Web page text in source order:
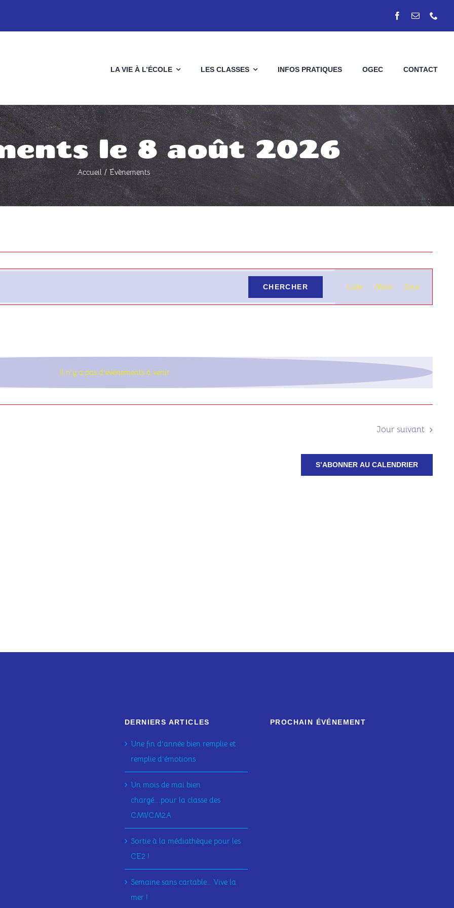
LA VIE À L’ÉCOLE LES CLASSES INFOS PRATIQUES OGEC CONTACT
le 8 août 2026
Accueil Évènements
Il n’y a pas d’évènements à venir.
CHERCHER
de
vues
Liste Mois Jour
Jour suivant
S’ABONNER AU CALENDRIER
DERNIERS ARTICLES
Une fin d’année bien remplie et
remplie d’émotions
Un mois de mai bien
chargé….pour la classe des
CM1/CM2A
Sortie à la médiathèque pour les
CE2 !
Semaine sans cartable… Vive la
mer !
PROCHAIN ÉVÉNEMENT